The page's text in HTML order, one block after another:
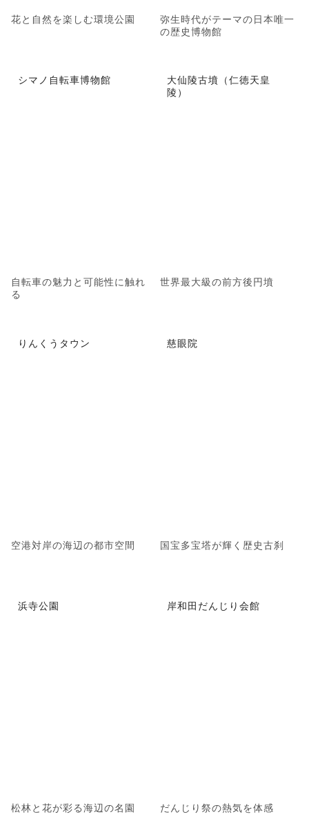
花と自然を楽しむ環境公園
弥生時代がテーマの日本唯一
の歴史博物館
シマノ自転車博物館
自転車の魅力と可能性に触れ
る
大仙陵古墳（仁徳天皇
陵）
世界最大級の前方後円墳
りんくうタウン
空港対岸の海辺の都市空間
慈眼院
国宝多宝塔が輝く歴史古刹
浜寺公園
松林と花が彩る海辺の名園
岸和田だんじり会館
だんじり祭の熱気を体感